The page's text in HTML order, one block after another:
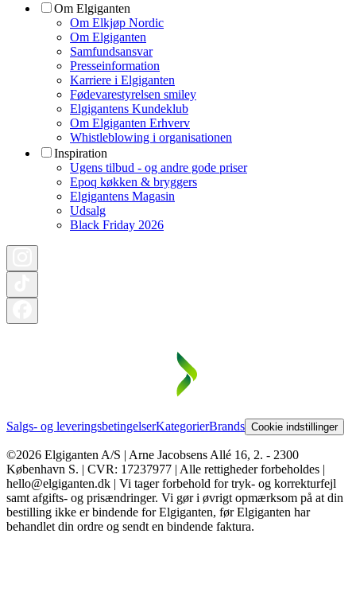
Om Elgiganten
Om Elkjøp Nordic
Om Elgiganten
Samfundsansvar
Presseinformation
Karriere i Elgiganten
Fødevarestyrelsen smiley
Elgigantens Kundeklub
Om Elgiganten Erhverv
Whistleblowing i organisationen
Inspiration
Ugens tilbud - og andre gode priser
Epoq køkken & bryggers
Elgigantens Magasin
Udsalg
Black Friday 2026
Salgs- og leveringsbetingelserKategorierBrands Cookie indstillinger
©2026 Elgiganten A/S | Arne Jacobsens Allé 16, 2. - 2300
København S. | CVR: 17237977 | Alle rettigheder forbeholdes |
hello@elgiganten.dk | Vi tager forbehold for tryk- og korrekturfejl
samt afgifts- og prisændringer. Vi gør i øvrigt opmærksom på at din
bestilling ikke er bindende for Elgiganten, før Elgiganten har
behandlet din ordre og sendt en bindende faktura.